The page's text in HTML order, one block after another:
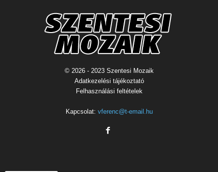
© 2026 - 2023 Szentesi Mozaik
Adatkezelési tájékoztató
Felhasználási feltételek
Kapcsolat: vferenc@t-email.hu